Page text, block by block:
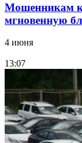
Мошенникам
мгновенную
4 июня
13:07